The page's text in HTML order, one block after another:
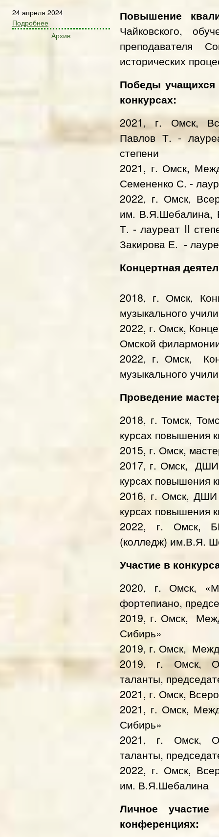
24 апреля 2024
Подробнее
Архив
Повышение
Чайковского,
преподавателя
исторических
Победы
конкурсах:
2021, г. Омск,
Павлов Т. -
степени
​2021, г. Омск,
Семененко С. -
​​2022, г. Омск,
им. В.Я.Шебалина,
Т. - лауреат II
Закирова Е. -
Концертная
​2018, г. Омск,
музыкального
​​2022, г. Омск,
Омской
​​​2022, г. Омск,
музыкального
Проведение
2018, г. Томск,
курсах повышения
2015, г. Омск,
2017, г. Омск,
курсах повышения
2016, г. Омск,
курсах повышения
2022, г. Омск,
(колледж) им.В.Я.
Участие в
2020, г. Омск,
фортепиано,
2019, г. Омск,
Сибирь»
2019, г. Омск,
2019, г. Омск,
таланты,
2021, г. Омск,
2021, г. Омск,
Сибирь»
2021, г. Омск,
таланты,
2022, г. Омск,
им. В.Я.Шебалина
Личное
конференциях: